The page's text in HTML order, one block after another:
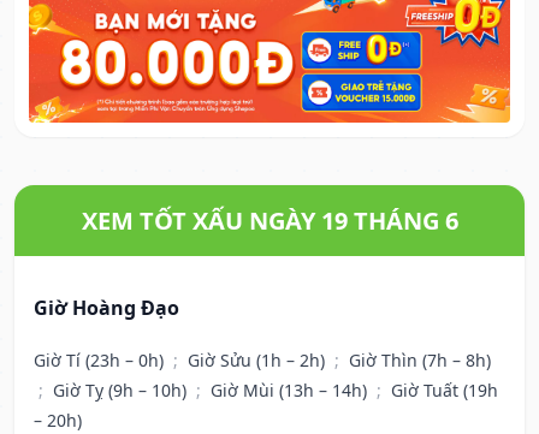
XEM TỐT XẤU NGÀY 19 THÁNG 6
Giờ Hoàng Đạo
Giờ Tí (23h – 0h) ; Giờ Sửu (1h – 2h) ; Giờ Thìn (7h – 8h)
; Giờ Tỵ (9h – 10h) ; Giờ Mùi (13h – 14h) ; Giờ Tuất (19h
– 20h)